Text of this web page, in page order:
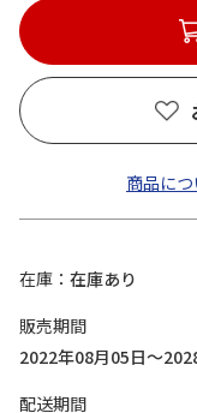
商品に
在庫
在庫あり
販売期間
2022年08月05日～
配送期間